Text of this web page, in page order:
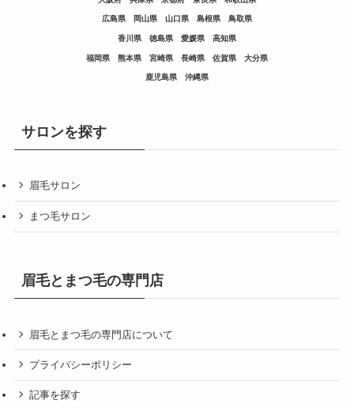
広島県 岡山県 山口県 島根県 鳥取県
香川県 徳島県 愛媛県 高知県
福岡県 熊本県 宮崎県 長崎県 佐賀県 大分県
鹿児島県 沖縄県
サロンを探す
眉毛サロン
まつ毛サロン
眉毛とまつ毛の専門店
眉毛とまつ毛の専門店について
プライバシーポリシー
記事を探す